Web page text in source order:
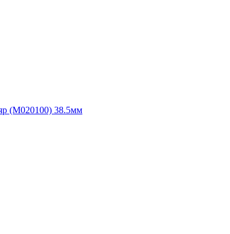
(M020100) 38.5мм